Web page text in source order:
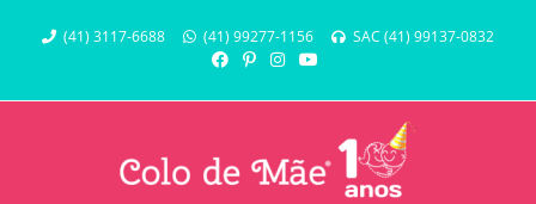
(41) 3117-6688 (41) 99277-1156 SAC (41) 99137-0832